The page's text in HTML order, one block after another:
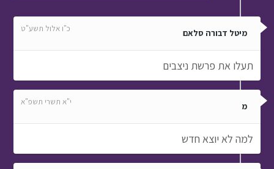
מיטל דבורה סלאם כ"ו אלול תשע"ט
תעלו את פרשת ניצבים
מ י"א תשרי תשפ"א
למה לא יוצא חדש